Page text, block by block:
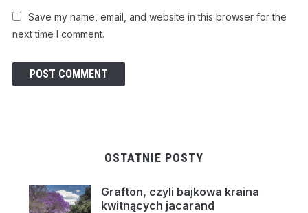
Save my name, email, and website in this browser for the
next time I comment.
OSTATNIE POSTY
Grafton, czyli bajkowa kraina
kwitnących jacarand